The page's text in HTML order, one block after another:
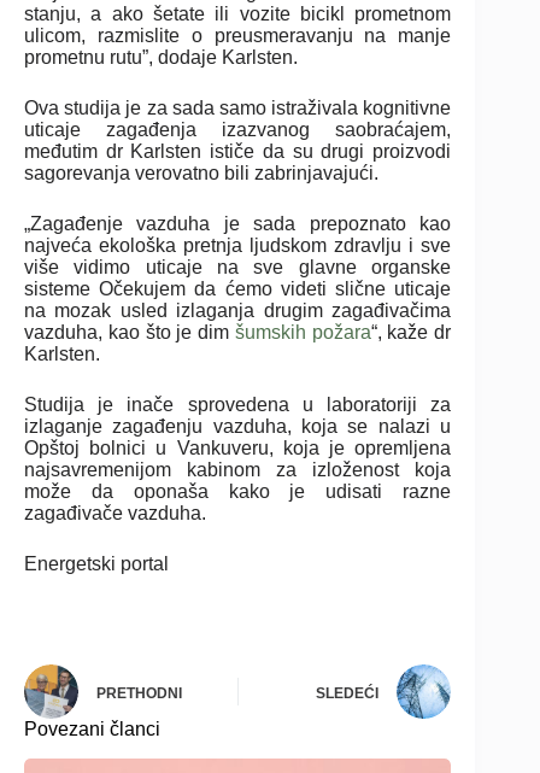
stanju, a ako šetate ili vozite bicikl prometnom
ulicom, razmislite o preusmeravanju na manje
prometnu rutu”, dodaje Karlsten.
Ova studija je za sada samo istraživala kognitivne
uticaje zagađenja izazvanog saobraćajem,
međutim dr Karlsten ističe da su drugi proizvodi
sagorevanja verovatno bili zabrinjavajući.
„Zagađenje vazduha je sada prepoznato kao
najveća ekološka pretnja ljudskom zdravlju i sve
više vidimo uticaje na sve glavne organske
sisteme Očekujem da ćemo videti slične uticaje
na mozak usled izlaganja drugim zagađivačima
vazduha, kao što je dim šumskih požara“, kaže dr
Karlsten.
Studija je inače sprovedena u laboratoriji za
izlaganje zagađenju vazduha, koja se nalazi u
Opštoj bolnici u Vankuveru, koja je opremljena
najsavremenijom kabinom za izloženost koja
može da oponaša kako je udisati razne
zagađivače vazduha.
Energetski portal
PRETHODNI SLEDEĆI
Povezani članci